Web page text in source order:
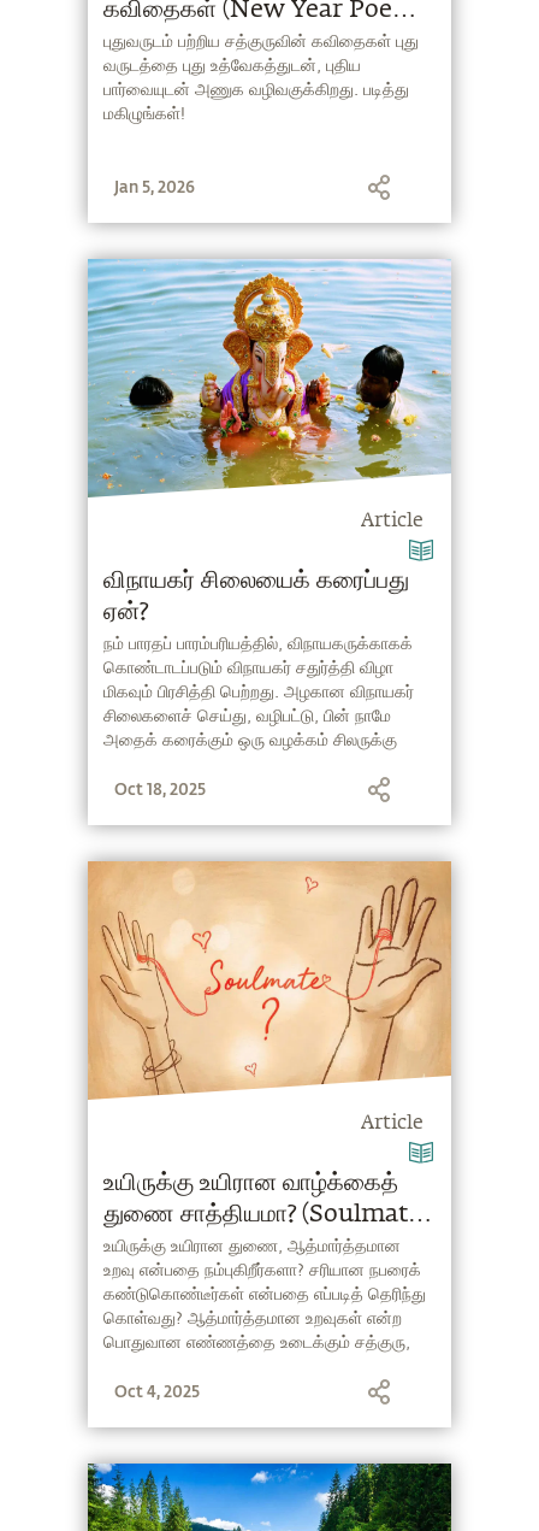
கவிதைகள் (New Year Poems
in Tamil)
புதுவருடம் பற்றிய சத்குருவின் கவிதைகள் புது
வருடத்தை புது உத்வேகத்துடன், புதிய
பார்வையுடன் அணுக வழிவகுக்கிறது. படித்து
மகிழுங்கள்!
Jan 5, 2026
Article
விநாயகர் சிலையைக் கரைப்பது
ஏன்?
நம் பாரதப் பாரம்பரியத்தில், விநாயகருக்காகக்
கொண்டாடப்படும் விநாயகர் சதுர்த்தி விழா
மிகவும் பிரசித்தி பெற்றது. அழகான விநாயகர்
சிலைகளைச் செய்து, வழிபட்டு, பின் நாமே
அதைக் கரைக்கும் ஒரு வழக்கம் சிலருக்கு
உணர்த்தப்படும் ஒரு உண்மை என்னவென்பதை
Oct 18, 2025
Article
உயிருக்கு உயிரான வாழ்க்கைத்
துணை சாத்தியமா? (Soulmate
Meaning in Tamil)
உயிருக்கு உயிரான துணை, ஆத்மார்த்தமான
உறவு என்பதை நம்புகிறீர்களா? சரியான நபரைக்
கண்டுகொண்டீர்கள் என்பதை எப்படித் தெரிந்து
கொள்வது? ஆத்மார்த்தமான உறவுகள் என்ற
பொதுவான எண்ணத்தை உடைக்கும் சத்குரு,
தேர்ந்தெடுப்பது என்றும் கூறுகிறார்.
Oct 4, 2025